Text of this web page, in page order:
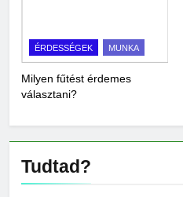
ÉRDESSÉGEK MUNKA
Milyen fűtést érdemes
választani?
Tudtad?